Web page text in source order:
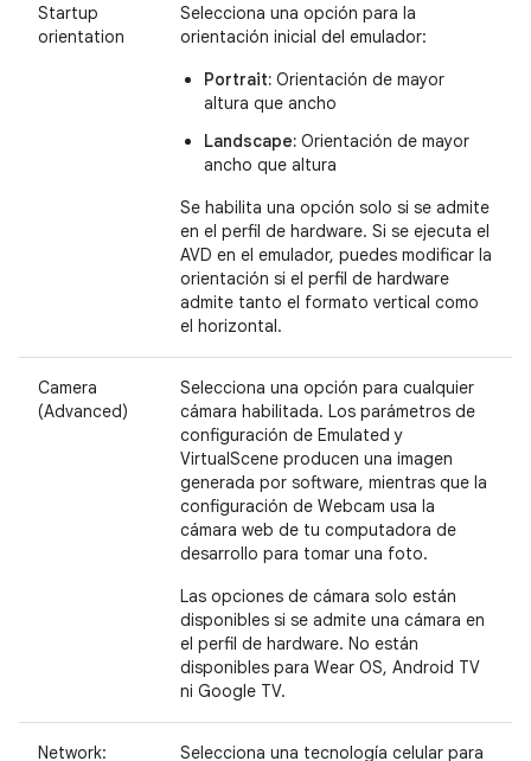
Startup
orientation
Selecciona una opción para la
orientación inicial del emulador:
Portrait: Orientación de mayor
altura que ancho
Landscape: Orientación de mayor
ancho que altura
Se habilita una opción solo si se admite
en el perfil de hardware. Si se ejecuta el
AVD en el emulador, puedes modificar la
orientación si el perfil de hardware
admite tanto el formato vertical como
el horizontal.
Camera
(Advanced)
Selecciona una opción para cualquier
cámara habilitada. Los parámetros de
configuración de Emulated y
VirtualScene producen una imagen
generada por software, mientras que la
configuración de Webcam usa la
cámara web de tu computadora de
desarrollo para tomar una foto.
Las opciones de cámara solo están
disponibles si se admite una cámara en
el perfil de hardware. No están
disponibles para Wear OS, Android TV
ni Google TV.
Network: Selecciona una tecnología celular para